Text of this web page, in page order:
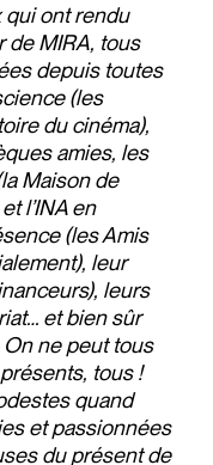
qui ont rendu
de MIRA, tous
depuis toutes
(les
du cinéma),
amies, les
Maison de
l’INA en
(les Amis
leur
leurs
et bien sûr
ne peut tous
tous !
quand
et passionnées
du présent de